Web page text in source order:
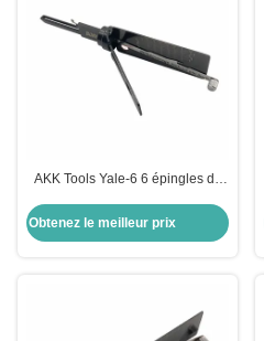
AKK Tools Yale-6 6 épingles de
pour l' outil de verrouillage de
Obtenez le meilleur prix